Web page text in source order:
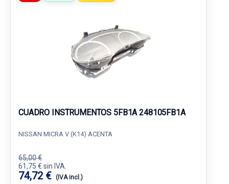
CUADRO INSTRUMENTOS 5FB1A 248105FB1A
NISSAN MICRA V (K14) ACENTA
65,00 €
61,75 € sin IVA.
74,72 € (IVA incl.)